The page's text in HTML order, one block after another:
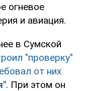
огневое
и авиация.
в Сумской
"проверку"
от них
. При этом он